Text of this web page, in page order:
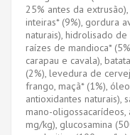
25% antes da
inteiras* (9%), gordura
naturais), hidrolisado
raízes de mandioca*
carapau e cavala),
(2%), levedura de
frango, maçã* (1%),
antioxidantes naturais),
mano-oligossacarídeos,
mg/kg), glucosamina